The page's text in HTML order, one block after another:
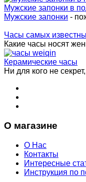
Мужские запонки в
Мужские запонки -
Часы самых
Какие часы носят
Керамические часы
Ни для кого не
О магазине
О Нас
Контакты
Интересные
Инструкция по